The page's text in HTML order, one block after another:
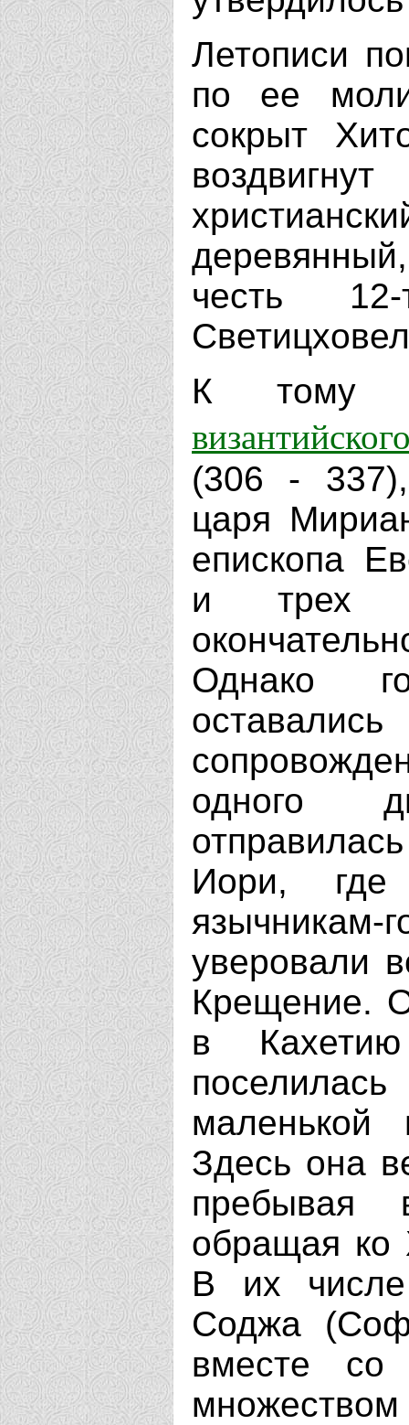
Летописи
по ее
сокрыт
честь
К тому
(306 -
царя
епископа
и трех
Однако
одного
Иори, где
уверовали
Крещение.
в
маленькой
Здесь она
пребывая
обращая ко
В их
Соджа
вместе со
множеством